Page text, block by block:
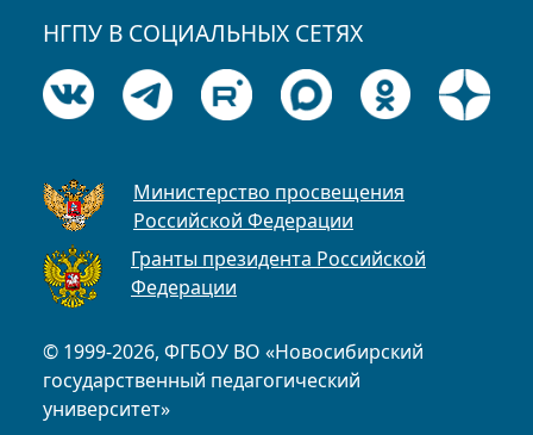
© 1999-2026, ФГБОУ ВО «Новосибирский
государственный педагогический
университет»
НГПУ В СОЦИАЛЬНЫХ СЕТЯХ
Министерство просвещения
Российской Федерации
Гранты президента Российской
Федерации